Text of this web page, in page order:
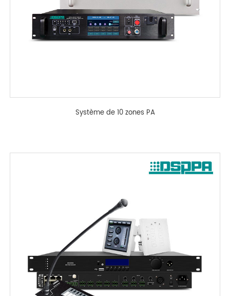
Système de 10 zones PA